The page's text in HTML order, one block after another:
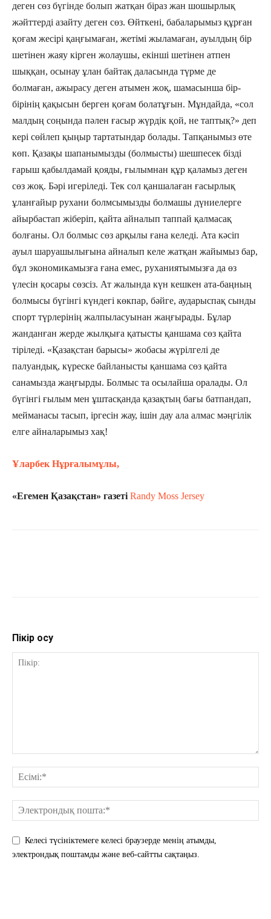
деген сөз бүгінде болып жатқан біраз жан шошырлық
жәйттерді азайту деген сөз. Өйткені, бабаларымыз құрған
қоғам жесірі қаңғымаған, жетімі жыламаған, ауылдың бір
шетінен жаяу кірген жолаушы, екінші шетінен атпен
шыққан, осынау ұлан байтақ даласында түрме де
болмаған, ажырасу деген атымен жоқ, шамасынша бір-
бірінің қақысын берген қоғам болатұғын. Мұндайда, «сол
малдың соңында пәлен ғасыр жүрдік қой, не таптық?» деп
кері сөйлеп қыңыр тартатындар болады. Тапқанымыз өте
көп. Қазақы шапанымызды (болмысты) шешпесек бізді
ғарыш қабылдамай қояды, ғылымнан құр қаламыз деген
сөз жоқ. Бәрі игеріледі. Тек сол қаншалаған ғасырлық
ұланғайыр рухани болмсымызды болмашы дүниелерге
айырбастап жіберіп, қайта айналып таппай қалмасақ
болғаны. Ол болмыс сөз арқылы ғана келеді. Ата кәсіп
ауыл шаруашылығына айналып келе жатқан жайымыз бар,
бұл экономикамызға ғана емес, руханиятымызға да өз
үлесін қосары сөзсіз. Ат жалында күн кешкен ата-баңның
болмысы бүгінгі күндегі көкпар, бәйге, аударыспақ сынды
спорт түрлерінің жалпыласуынан жаңғырады. Бұлар
жанданған жерде жылқыға қатысты қаншама сөз қайта
тіріледі. «Қазақстан барысы» жобасы жүрілгелі де
палуандық, күреске байланысты қаншама сөз қайта
санамызда жаңғырды. Болмыс та осылайша оралады. Ол
бүгінгі ғылым мен ұштасқанда қазақтың бағы батпандап,
мейманасы тасып, іргесін жау, ішін дау ала алмас мәңгілік
елге айналарымыз хақ!
Ұларбек Нұрғалымұлы,
«Егемен Қазақстан» газеті Randy Moss Jersey
Пікір қосу
Келесі түсініктемеге келесі браузерде менің атымды,
электрондық поштамды және веб-сайтты сақтаңыз.